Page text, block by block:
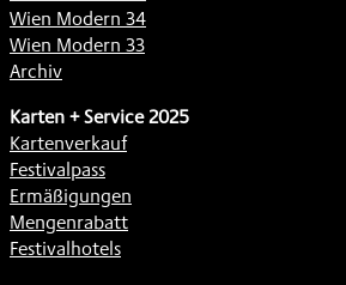
Wien Modern 34
Wien Modern 33
Archiv
Karten + Service 2025
Kartenverkauf
Festivalpass
Ermäßigungen
Mengenrabatt
Festivalhotels